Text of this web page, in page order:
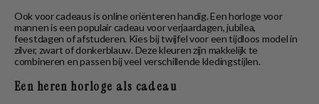
Ook voor cadeaus is online oriënteren handig. Een horloge voor
mannen is een populair cadeau voor verjaardagen, jubilea,
feestdagen of afstuderen. Kies bij twijfel voor een tijdloos model in
zilver, zwart of donkerblauw. Deze kleuren zijn makkelijk te
combineren en passen bij veel verschillende kledingstijlen.
Een heren horloge als cadeau